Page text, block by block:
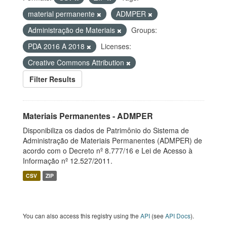
material permanente
ADMPER
Administração de Materiais
Groups:
PDA 2016 A 2018
Licenses:
Creative Commons Attribution
Filter Results
Materiais Permanentes - ADMPER
Disponibiliza os dados de Patrimônio do Sistema de
Administração de Materiais Permanentes (ADMPER) de
acordo com o Decreto nº 8.777/16 e Lei de Acesso à
Informação nº 12.527/2011.
CSV ZIP
You can also access this registry using the API (see API Docs).